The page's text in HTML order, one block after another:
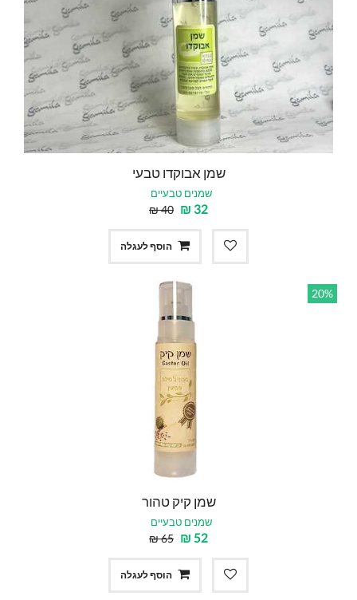
שמן אבוקדו טבעי
שמנים טבעיים
32
₪
40
₪
הוסף לעגלה
20%
שמן קיק טהור
שמנים טבעיים
52
₪
65
₪
הוסף לעגלה